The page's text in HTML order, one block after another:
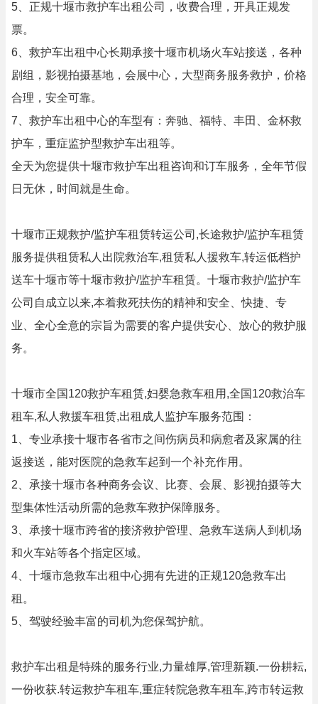
5、正规十堰市救护车出租公司，收费合理，开具正规发
票。
6、救护车出租中心长期承接十堰市机场火车站接送，各种
剧组，影视拍摄基地，会展中心，大型商务服务救护，价格
合理，安全可靠。
7、救护车出租中心的车型有：奔驰、福特、丰田、金杯救
护车，重症监护型救护车出租等。
全天为您提供十堰市救护车出租咨询和订车服务，全年节假
日无休，时间就是生命。
十堰市正规救护/监护车租赁转运公司,长途救护/监护车租赁
服务提供租赁私人出院救治车,租赁私人援救车,转运低档护
送车十堰市等十堰市救护/监护车租赁。十堰市救护/监护车
公司自成立以来,本着救死扶伤的精神和安全、快捷、专
业、全心全意的宗旨为需要的客户提供安心、放心的救护服
务。
十堰市全国120救护车租赁,妇婴急救车租用,全国120救治车
租车,私人救援车租赁,出租成人监护车服务范围：
1、专业承接十堰市各省市之间伤病员和病愈者及家属的往
返接送，能对医院的急救车起到一个补充作用。
2、承接十堰市各种商务会议、比赛、会展、影视拍摄等大
型集体性活动所需的急救车救护保障服务。
3、承接十堰市跨省的接济救护管理、急救车送病人到机场
和火车站等各个指定区域。
4、十堰市急救车出租中心拥有先进的正规120急救车出
租。
5、驾驶经验丰富的司机为您保驾护航。
救护车出租是特殊的服务行业,力量雄厚,管理新颖.一份耕耘,
一份收获.转运救护车租车,重症转院急救车租车,跨市转运救